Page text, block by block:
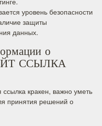
уровень безопасности
защиты
данных.
о
ССЫЛКА
ссылка кракен, важно уметь
принятия решений о